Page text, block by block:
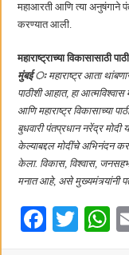
महाआरती आणि त्या अनुषंगाने
करण्यात आली.
महाराष्ट्राच्या विकासासाठी
मुंबई ःमहाराष्ट्र आता
पाठीशी आहात, हा
आणि महाराष्ट्र विकासाच्या
बुधवारी पंतप्रधान नरेंद्र मोदी
केल्याबद्दल मोदींचे अभिनंदन
केला. विकास, विश्वास,
मनात आहे, असे मुख्यमंत्र्यांनी
Fa T